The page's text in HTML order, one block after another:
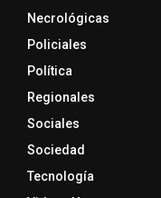
Necrológicas
Policiales
Política
Regionales
Sociales
Sociedad
Tecnología